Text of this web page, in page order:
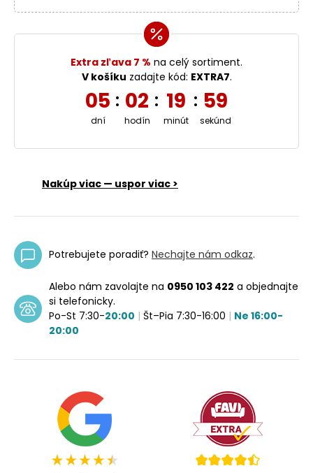
Extra zľava 7 % na celý sortiment.
V košíku zadajte kód: EXTRA7.
05
dní
: 02
hodín
: 19
minút
: 58
sekúnd
Nakúp viac — uspor viac >
Potrebujete poradiť? Nechajte nám odkaz.
Alebo nám zavolajte na 0950 103 422 a objednajte
si telefonicky.
Po-St 7:30-20:00 | Št–Pia 7:30-16:00 | Ne 16:00-
20:00